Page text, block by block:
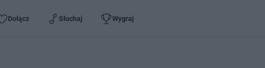
Dołącz Słuchaj Wygraj